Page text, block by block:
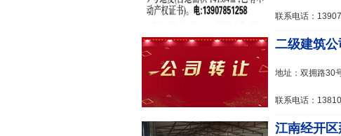
联系电话：
二级建筑
地址：双拥路30
联系电话：
江南经开